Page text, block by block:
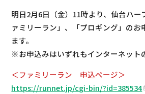
明日2月6日（金）11時より、仙台ハー
ァミリーラン」、「プロギング」のお
ます。
※お申込みはいずれもインターネット
＜ファミリーラン 申込ページ＞
https://runnet.jp/cgi-bin/?id=385534